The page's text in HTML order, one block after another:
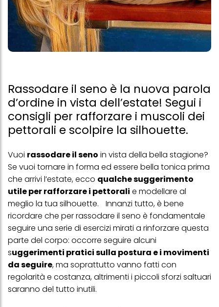
Rassodare il seno è la nuova parola
d’ordine in vista dell’estate! Segui i
consigli per rafforzare i muscoli dei
pettorali e scolpire la silhouette.
Vuoi rassodare il seno in vista della bella stagione?
Se vuoi tornare in forma ed essere bella tonica prima
che arrivi l’estate, ecco qualche suggerimento
utile per rafforzare i pettorali e modellare al
meglio la tua silhouette. Innanzi tutto, è bene
ricordare che per rassodare il seno è fondamentale
seguire una serie di esercizi mirati a rinforzare questa
parte del corpo: occorre seguire alcuni
suggerimenti pratici sulla postura e i movimenti
da seguire, ma soprattutto vanno fatti con
regolarità e costanza, altrimenti i piccoli sforzi saltuari
saranno del tutto inutili.